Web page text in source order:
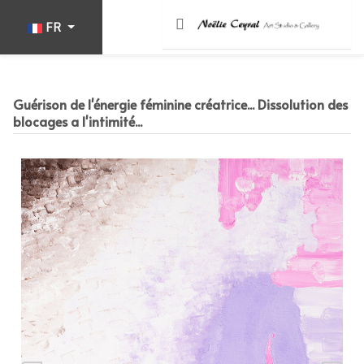
FR
Guérison de l'énergie féminine créatrice... Dissolution des
blocages a l'intimité...